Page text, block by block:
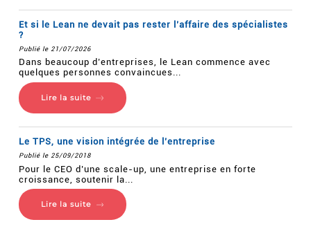
Et si le Lean ne devait pas rester l’affaire des spécialistes
?
Publié le 21/07/2026
Dans beaucoup d’entreprises, le Lean commence avec
quelques personnes convaincues...
Lire la suite
Le TPS, une vision intégrée de l’entreprise
Publié le 25/09/2018
Pour le CEO d’une scale-up, une entreprise en forte
croissance, soutenir la...
Lire la suite